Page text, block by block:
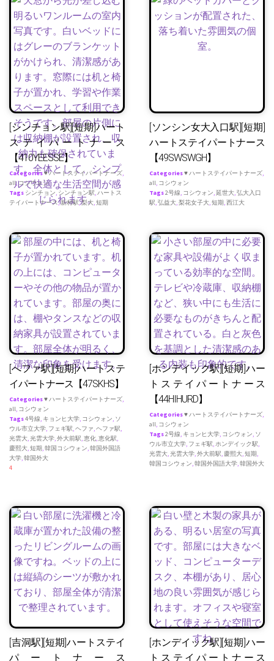
[シンチョン駅][短期]ハート
ステイパートナース
【410YEESSE】
Categories♥ ハートステイパートナーズ,
all,コシウォン
Tags シンチョン, シンチョン駅,ハートス
テイパートナース,新村駅,梨大,短期
[ソンシン女大入口駅][短期]
ハートステイパートナース
【49SWSWGH】
Categories♥ ハートステイパートナーズ,
all, コシウォン
Tags2号線, コシウォン,延世大,弘大入口
駅,弘益大,梨花女子大,短期,西江大
[へファ駅][短期]ハートステ
イパートナース【47SKHS】
Categories♥ ハートステイパートナーズ,
all, コシウォン
Tags4号線, キョンヒ大学, コシウォン, ソ
ウル市立大学, フェギ駅,ヘファ,ヘファ駅,
光雲大,光雲大学,外大前駅,恵化,恵化駅,
慶熙大,短期,韓国コシウォン,韓国外国語
大学,韓国外大
4
[ホンデイック駅][短期]ハー
トステイパートナース
【44HIHURD】
Categories♥ ハートステイパートナーズ,
all, コシウォン
Tags2号線, キョンヒ大学, コシウォン, ソ
ウル市立大学, フェギ駅,ホンデイック駅,
光雲大,光雲大学,外大前駅, 慶熙大,短期,
韓国コシウォン,韓国外国語大学,韓国外大
[吉洞駅][短期]ハートステイ
パートナース
[ホンデイック駅][短期]ハー
トステイパートナース